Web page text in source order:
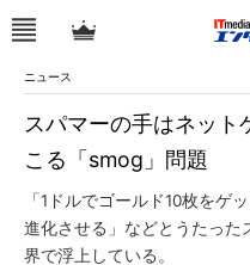
ニュース
スパマーの手はネッ
こる「smog」問題
「1ドルでゴールド10枚をゲ
進化させる」などとうたった
界で浮上している。